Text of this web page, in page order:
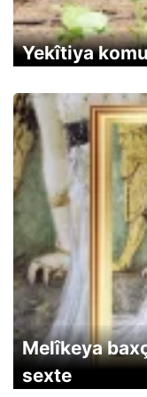
Yekîtiya
Melîkeya
sexte